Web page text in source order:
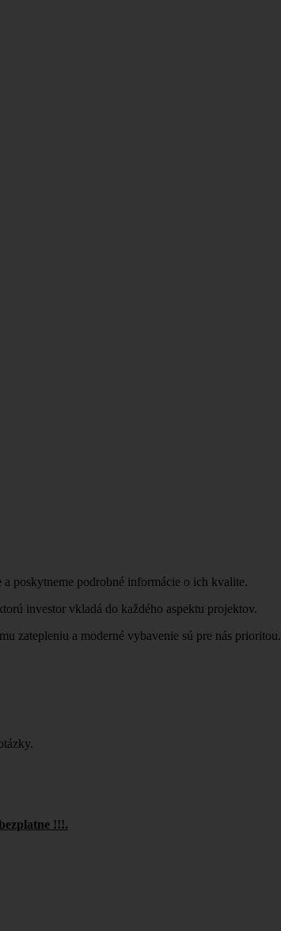
poskytneme podrobné informácie o ich kvalite.
investor vkladá do každého aspektu projektov.
zatepleniu a moderné vybavenie sú pre nás prioritou.
!!!.